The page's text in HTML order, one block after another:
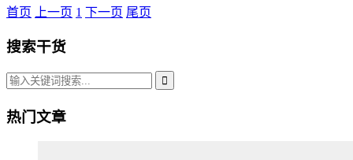
首页 上一页 1 下一页 尾页
搜索干货
热门文章